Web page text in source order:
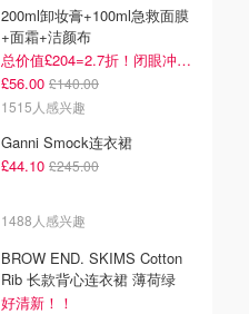
200ml卸妆膏+100ml急救面膜
+面霜+洁颜布
总价值£204=2.7折！闭眼冲这套！
£56.00 £140.00
1515人感兴趣
Ganni Smock连衣裙
£44.10 £245.00
1488人感兴趣
BROW END. SKIMS Cotton
Rib 长款背心连衣裙 薄荷绿
好清新！！